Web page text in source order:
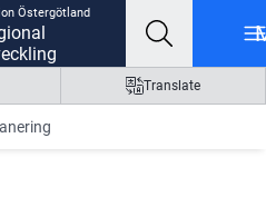
Östergötland
Translate